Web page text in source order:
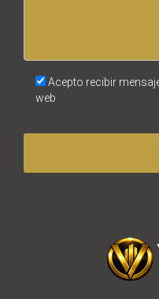
Acepto recibir
web